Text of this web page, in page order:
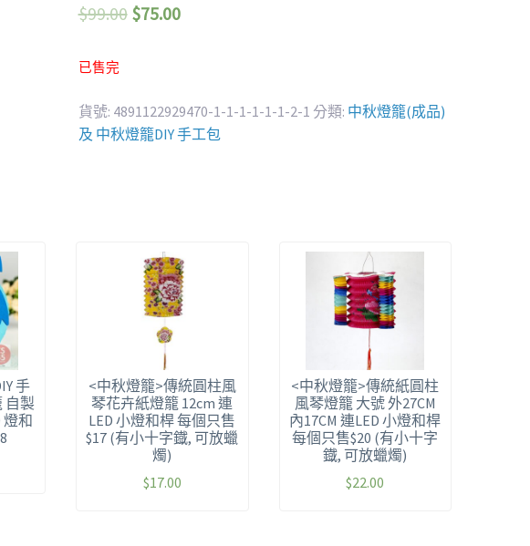
$99.00 $75.00
已售完
貨號: 4891122929470-1-1-1-1-1-1-2-1 分類: 中秋燈籠(成品)
及 中秋燈籠DIY 手工包
手
自製
燈和
<中秋燈籠>傳統圓柱風
琴花卉紙燈籠 12cm 連
LED 小燈和桿 每個只售
$17 (有小十字鐡, 可放蠟
燭)
$17.00
<中秋燈籠>傳統紙圓柱
風琴燈籠 大號 外27CM
內17CM 連LED 小燈和桿
每個只售$20 (有小十字
鐡, 可放蠟燭)
$22.00